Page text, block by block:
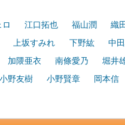
ロ 江口拓也 福山潤 織
上坂すみれ 下野紘 中
加隈亜衣 南條愛乃 堀井
小野友樹 小野賢章 岡本信